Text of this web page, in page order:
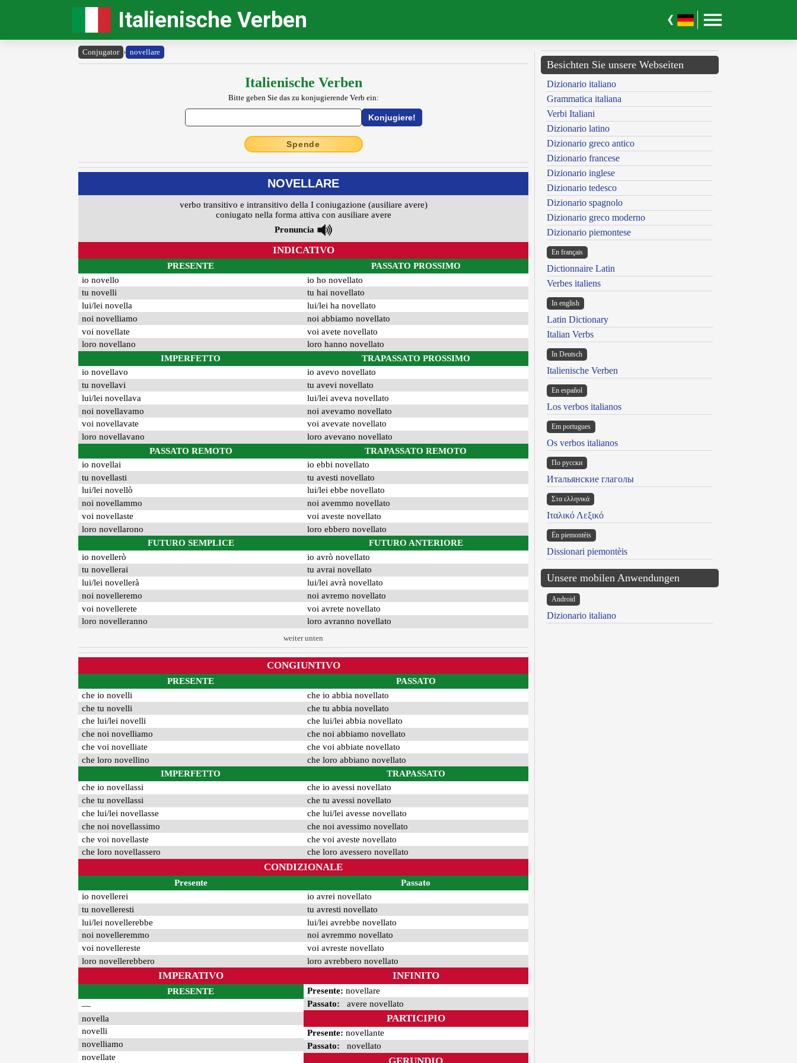
Italienische Verben
Conjugator › novellare
Italienische Verben
Bitte geben Sie das zu konjugierende Verb ein:
Spende
NOVELLARE
verbo transitivo e intransitivo della I coniugazione (ausiliare avere)
coniugato nella forma attiva con ausiliare avere
Pronuncia
INDICATIVO
PRESENTE
io novello
tu novelli
lui/lei novella
noi novelliamo
voi novellate
loro novellano
IMPERFETTO
io novellavo
tu novellavi
lui/lei novellava
noi novellavamo
voi novellavate
loro novellavano
PASSATO REMOTO
io novellai
tu novellasti
lui/lei novellò
noi novellammo
voi novellaste
loro novellarono
FUTURO SEMPLICE
io novellerò
tu novellerai
lui/lei novellerà
noi novelleremo
voi novellerete
loro novelleranno
PASSATO PROSSIMO
io ho novellato
tu hai novellato
lui/lei ha novellato
noi abbiamo novellato
voi avete novellato
loro hanno novellato
TRAPASSATO PROSSIMO
io avevo novellato
tu avevi novellato
lui/lei aveva novellato
noi avevamo novellato
voi avevate novellato
loro avevano novellato
TRAPASSATO REMOTO
io ebbi novellato
tu avesti novellato
lui/lei ebbe novellato
noi avemmo novellato
voi aveste novellato
loro ebbero novellato
FUTURO ANTERIORE
io avrò novellato
tu avrai novellato
lui/lei avrà novellato
noi avremo novellato
voi avrete novellato
loro avranno novellato
weiter unten
CONGIUNTIVO
PRESENTE
che io novelli
che tu novelli
che lui/lei novelli
che noi novelliamo
che voi novelliate
che loro novellino
IMPERFETTO
che io novellassi
che tu novellassi
che lui/lei novellasse
che noi novellassimo
che voi novellaste
che loro novellassero
PASSATO
che io abbia novellato
che tu abbia novellato
che lui/lei abbia novellato
che noi abbiamo novellato
che voi abbiate novellato
che loro abbiano novellato
TRAPASSATO
che io avessi novellato
che tu avessi novellato
che lui/lei avesse novellato
che noi avessimo novellato
che voi aveste novellato
che loro avessero novellato
CONDIZIONALE
Presente
io novellerei
tu novelleresti
lui/lei novellerebbe
noi novelleremmo
voi novellereste
loro novellerebbero
Passato
io avrei novellato
tu avresti novellato
lui/lei avrebbe novellato
noi avremmo novellato
voi avreste novellato
loro avrebbero novellato
IMPERATIVO
PRESENTE
—
novella
novelli
novelliamo
novellate
INFINITO
Presente: novellare
Passato: avere novellato
PARTICIPIO
Presente: novellante
Passato: novellato
GERUNDIO
Besichten Sie unsere Webseiten
Dizionario italiano
Grammatica italiana
Verbi Italiani
Dizionario latino
Dizionario greco antico
Dizionario francese
Dizionario inglese
Dizionario tedesco
Dizionario spagnolo
Dizionario greco moderno
Dizionario piemontese
En français
Dictionnaire Latin
Verbes italiens
In english
Latin Dictionary
Italian Verbs
In Deutsch
Italienische Verben
En español
Los verbos italianos
Em portugues
Os verbos italianos
По русски
Итальянские глаголы
Στα ελληνικά
Ιταλικό Λεξικό
Ën piemontèis
Dissionari piemontèis
Unsere mobilen Anwendungen
Android
Dizionario italiano